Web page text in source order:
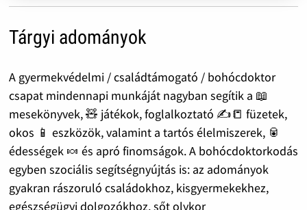
Tárgyi adományok
A gyermekvédelmi / családtámogató / bohócdoktor
csapat mindennapi munkáját nagyban segítik a 📖
mesekönyvek, 🧸 játékok, foglalkoztató ✍️📒 füzetek,
okos 📱 eszközök, valamint a tartós élelmiszerek, 🥫
édességek 🍬 és apró finomságok. A bohócdoktorkodás
egyben szociális segítségnyújtás is: az adományok
gyakran rászoruló családokhoz, kisgyermekekhez,
egészségügyi dolgozókhoz, sőt olykor